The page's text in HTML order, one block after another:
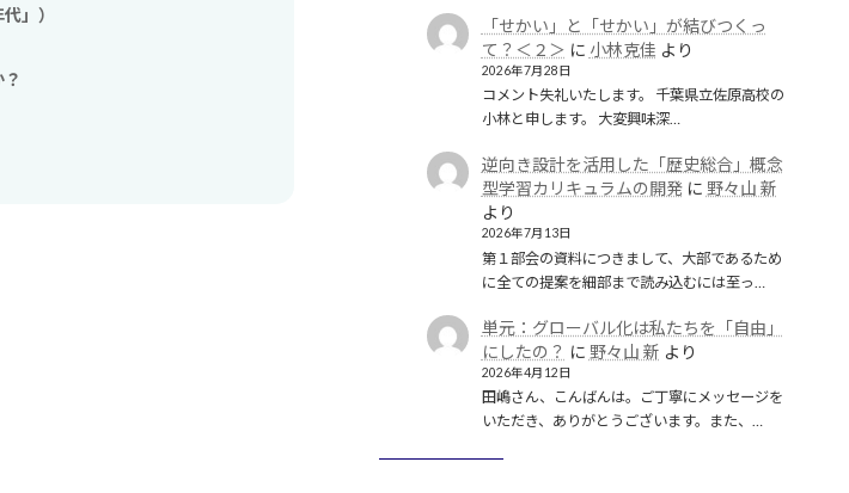
」）
「せかい」と「せかい」が結びつくっ
て？＜２＞ に 小林克佳 より
2026年7月28日
コメント失礼いたします。 千葉県立佐原高校の
小林と申します。 大変興味深…
逆向き設計を活用した「歴史総合」概念
型学習カリキュラムの開発に 野々山 新
より
2026年7月13日
第１部会の資料につきまして、大部であるため
に全ての提案を細部まで読み込むには至っ…
単元：グローバル化は私たちを「自由」
にしたの？ に 野々山 新 より
2026年4月12日
田嶋さん、こんばんは。ご丁寧にメッセージを
いただき、ありがとうございます。また、…